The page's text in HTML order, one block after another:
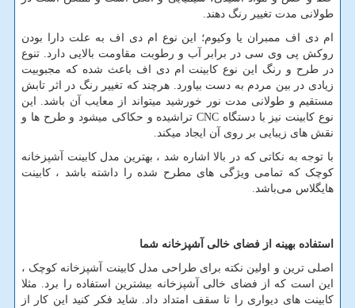
طولانی مدت تغییر رنگ دهند.
ام دی اف ممبران یا وکیوم؛ این نوع ام دی اف به علت دارا بودن
روکش پی وی سی در برابر آب و رطوبت مقاومت بالایی دارد. تنوع
در طرح و رنگ این نوع کابینت ام دی اف باعث شده که مجبوبیت
زیادی در بین مردم به دست بیاورد. هرچند که تغییر رنگ در اثر تابش
مستقیم و طولانی مدت نور خورشید می­تواند از معایب آن باشد. این
نوع کابینت نیز با دستگاه CNCتراشیده و حکاکی می­شود و طرح­ ها و
نقش ­های زیبایی بر روی آن ایجاد می­کند.
با توجه به نکاتی که در بالا اشاره شد ، بهترین مدل کابینت آشپزخانه
کوچک که تمامی ویژگی های مطرح شده را داشته باشد ، کابینت
هایگلاس می‌باشد.
استفاده بهینه از فضای خالی آشپزخانه شما
اصلی ترین و اولین نکته برای طراحی مدل کابینت آشپزخانه کوچک ،
این است که از فضای خالی آشپزخانه بیشترین استفاده را برد. مثلا
کابینت های دیواری را تا سقف امتداد داد. شاید فکر کنید این کار از